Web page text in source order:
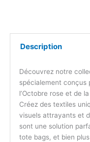
Description
Découvrez notre
spécialement conçus
l’Octobre rose et de
Créez des textiles
visuels attrayants et
sont une solution
tote bags, et bien